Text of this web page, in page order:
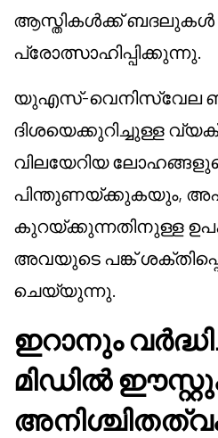
ആസ്തികൾക്ക് ബദലുകൾ
പ്രോത്സാഹിപ്പിക്കുന്നു.
യുഎസ്-വെനിസ്വേല
ദിശയെക്കുറിച്ചുള്ള
വിലയേറിയ
പിന്തുണയ്ക്കുകയും,
കുറയ്ക്കുന്നതിനുള്ള
അവയുടെ പങ്ക്
ചെയ്യുന്നു.
ഇറാനും
മിഡിൽ